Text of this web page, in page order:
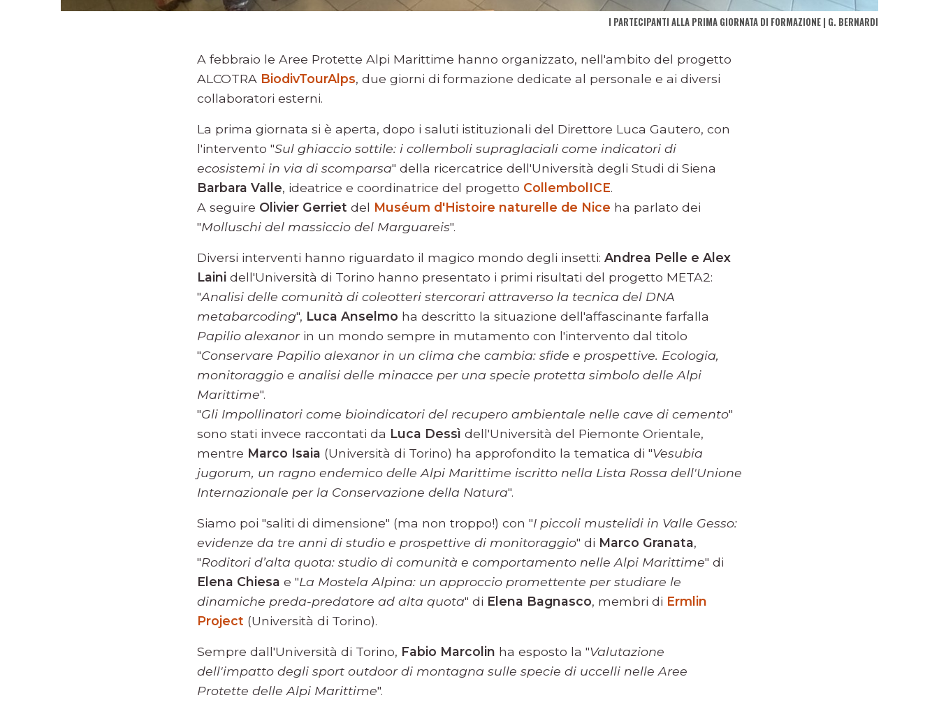
I PARTECIPANTI ALLA PRIMA GIORNATA DI FORMAZIONE | G. BERNARDI
A febbraio le Aree Protette Alpi Marittime hanno organizzato, nell'ambito del progetto
ALCOTRA BiodivTourAlps, due giorni di formazione dedicate al personale e ai diversi
collaboratori esterni.
La prima giornata si è aperta, dopo i saluti istituzionali del Direttore Luca Gautero, con
l'intervento "Sul ghiaccio sottile: i collemboli supraglaciali come indicatori di
ecosistemi in via di scomparsa" della ricercatrice dell'Università degli Studi di Siena
Barbara Valle, ideatrice e coordinatrice del progetto CollembolICE.
A seguire Olivier Gerriet del Muséum d'Histoire naturelle de Nice ha parlato dei
"Molluschi del massiccio del Marguareis".
Diversi interventi hanno riguardato il magico mondo degli insetti: Andrea Pelle e Alex
Laini dell'Università di Torino hanno presentato i primi risultati del progetto META2:
"Analisi delle comunità di coleotteri stercorari attraverso la tecnica del DNA
metabarcoding", Luca Anselmo ha descritto la situazione dell'affascinante farfalla
Papilio alexanorin un mondo sempre in mutamento con l'intervento dal titolo
"Conservare Papilio alexanor in un clima che cambia: sfide e prospettive. Ecologia,
monitoraggio e analisi delle minacce per una specie protetta simbolo delle Alpi
Marittime".
"Gli Impollinatori come bioindicatori del recupero ambientale nelle cave di cemento"
sono stati invece raccontati da Luca Dessì dell'Università del Piemonte Orientale,
mentre Marco Isaia (Università di Torino) ha approfondito la tematica di "Vesubia
jugorum, un ragno endemico delle Alpi Marittime iscritto nella Lista Rossa dell'Unione
Internazionale per la Conservazione della Natura".
Siamo poi "saliti di dimensione" (ma non troppo!) con "I piccoli mustelidi in Valle Gesso:
evidenze da tre anni di studio e prospettive di monitoraggio" di Marco Granata,
"Roditori d’alta quota: studio di comunità e comportamento nelle Alpi Marittime" di
Elena Chiesa e "La Mostela Alpina: un approccio promettente per studiare le
dinamiche preda-predatore ad alta quota" di Elena Bagnasco, membri di Ermlin
Project (Università di Torino).
Sempre dall'Università di Torino, Fabio Marcolin ha esposto la "Valutazione
dell'impatto degli sport outdoor di montagna sulle specie di uccelli nelle Aree
Protette delle Alpi Marittime".